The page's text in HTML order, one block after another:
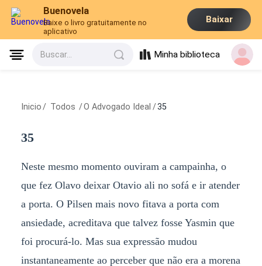
Buenovela
Baixe o livro gratuitamente no
aplicativo
Baixar
Buscar... Minha biblioteca
Inicio / Todos /O Advogado Ideal /35
35
Neste mesmo momento ouviram a campainha, o
que fez Olavo deixar Otavio ali no sofá e ir atender
a porta. O Pilsen mais novo fitava a porta com
ansiedade, acreditava que talvez fosse Yasmin que
foi procurá-lo. Mas sua expressão mudou
instantaneamente ao perceber que não era a morena